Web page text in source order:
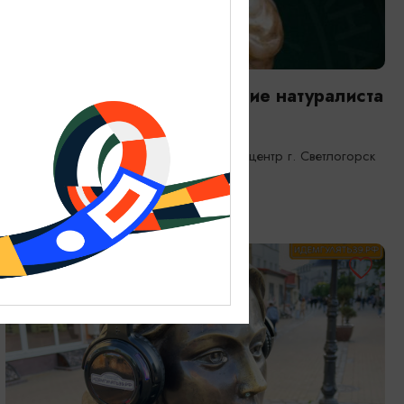
Янтарная каюта. Путешествие натуралиста
25.12.2025 - 31.12.2026
Светлогорск, Морской выставочный центр г. Светлогорск
ОТ 1200₽